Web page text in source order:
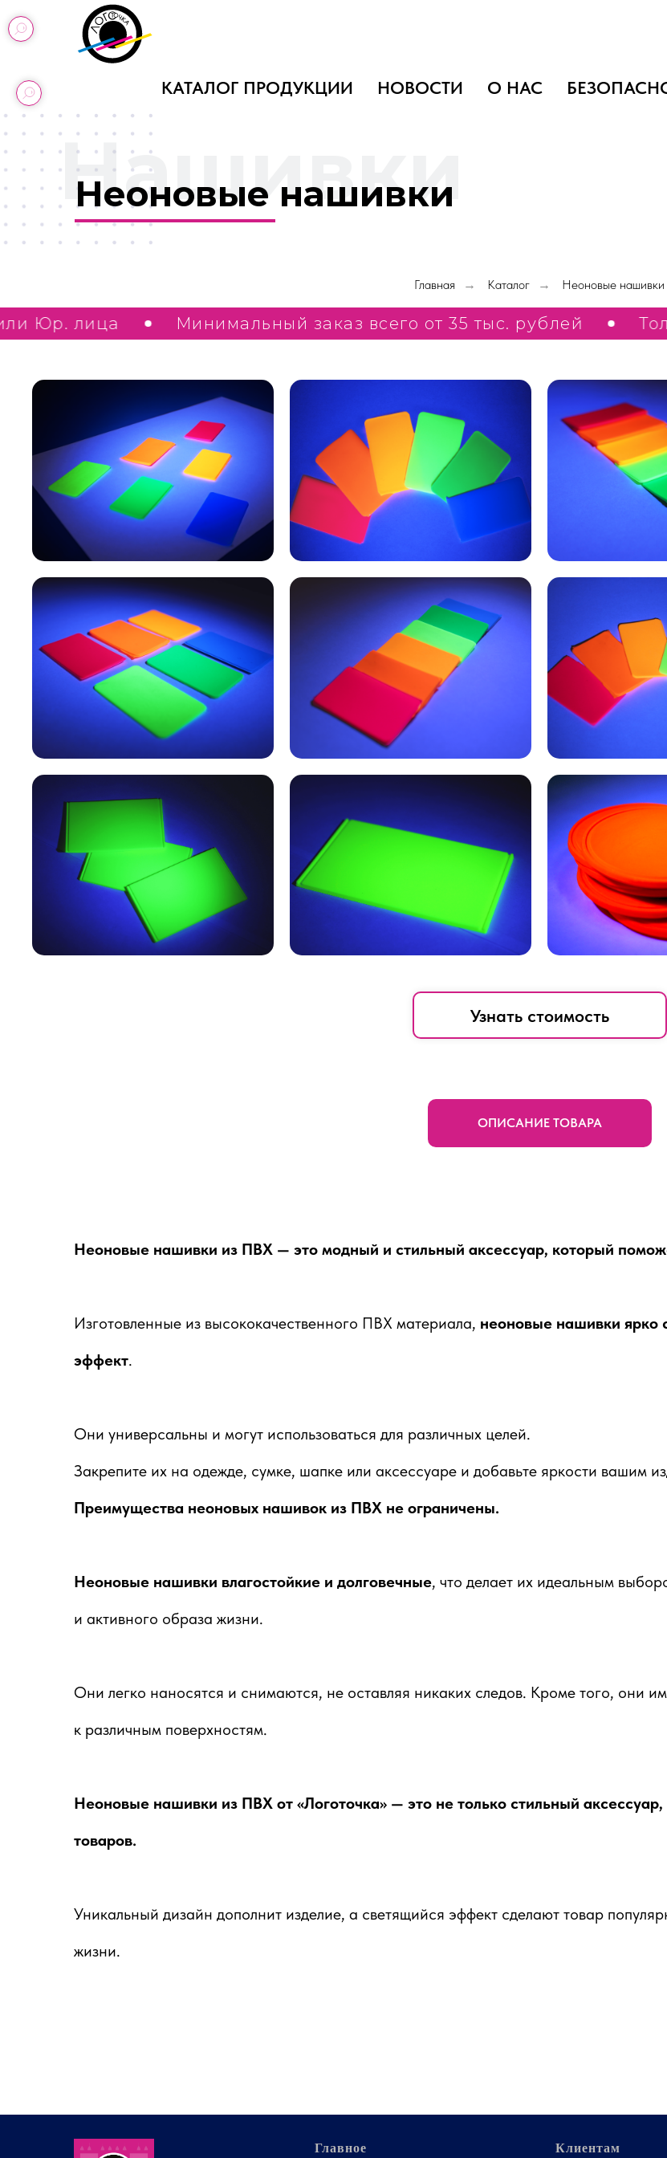
КАТАЛОГ ПРОДУКЦИИ
НОВОСТИ О НАС
Нашивки
Неоновые нашивки
Главная → Каталог → Неоновые нашивки
ИП или Юр. лица Минимальный заказ всего от 35 тыс. рублей
Узнать стоимость
ОПИСАНИЕ ТОВАРА
Неоновые нашивки из ПВХ — это модный и стильный аксессуар, который
Изготовленные из высококачественного ПВХ материала, неоновые нашивки ярко
эффект.
Они универсальны и могут использоваться для различных целей.
Закрепите их на одежде, сумке, шапке или аксессуаре и добавьте яркости вашим
Преимущества неоновых нашивок из ПВХ не ограничены.
Неоновые нашивки влагостойкие и долговечные, что делает их идеальным
и активного образа жизни.
Они легко наносятся и снимаются, не оставляя никаких следов. Кроме того, они
к различным поверхностям.
Неоновые нашивки из ПВХ от «Логоточка» — это не только стильный
товаров.
Уникальный дизайн дополнит изделие, а светящийся эффект сделают товар
жизни.
Главное Клиентам